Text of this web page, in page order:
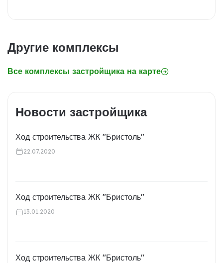
Другие комплексы
Все комплексы застройщика на карте
Новости застройщика
Ход строительства ЖК "Бристоль"
22.07.2020
Ход строительства ЖК "Бристоль"
13.01.2020
Ход строительства ЖК "Бристоль"